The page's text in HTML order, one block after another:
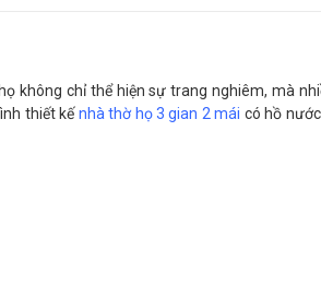
không chỉ thể hiện sự trang nghiêm, mà
thiết kếnhà thờ họ 3 gian 2 mái có hồ